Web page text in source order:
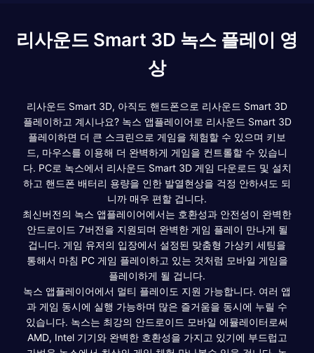
리사운드 Smart 3D 녹스 플레이 영
상
리사운드 Smart 3D, 아직도 핸드폰으로 리사운드 Smart 3D
플레이하고 계시나요? 녹스 앱플레이어로 리사운드 Smart 3D
플레이하면 더 큰 스크린으로 게임을 체험할 수 있으며 키보
드, 마우스를 이용해 더 완벽하게 게임을 컨트롤할 수 있습니
다. PC로 녹스에서 리사운드 Smart 3D 게임 다운로드 및 설치
하고 핸드폰 배터리 용량을 인한 발열현상을 걱정 안하셔도 되
니까 매우 편할 겁니다.
최신버전의 녹스 앱플레이어에서는 호환성과 안전성이 완벽한
안드로이드 7버전을 지원되며 완벽한 게임 플레이 만나게 될
겁니다. 게임 유저의 입장에서 설정된 맞춤형 가상키 세팅을
통해서 마침 PC 게임 플레이하고 있는 것처럼 모바일 게임을
플레이하게 될 겁니다.
녹스 앱플레이어에서 멀티 플레이도 지원 가능합니다. 여러 앱
과 게임 동시에 실행 가능하며 많은 즐거움을 동시에 누릴 수
있습니다. 녹스는 최강의 안드로이드 모바일 에뮬레이터로써
AMD, Intel 기기와 완벽한 호환성을 가지고 있기에 부드럽고